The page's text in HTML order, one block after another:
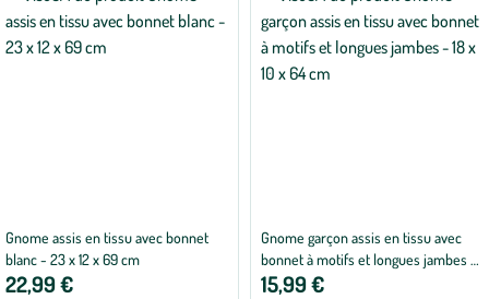
Gnome assis en tissu avec bonnet
blanc - 23 x 12 x 69 cm
22,99 €
Gnome garçon assis en tissu avec
bonnet à motifs et longues jambes -
18 x 10 x 64 cm
15,99 €